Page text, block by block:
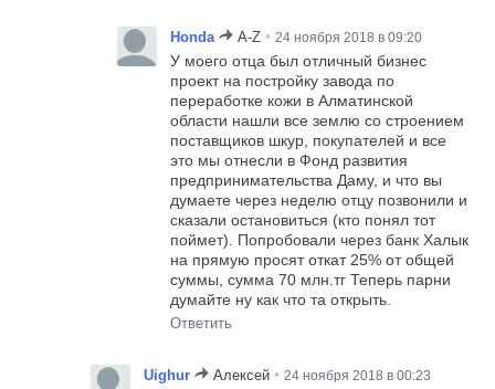
Honda A-Z • 24 ноября 2018 в 09:20
У моего отца был отличный бизнес
проект на постройку завода по
переработке кожи в Алматинской
области нашли все землю со строением
поставщиков шкур, покупателей и все
это мы отнесли в Фонд развития
предпринимательства Даму, и что вы
думаете через неделю отцу позвонили и
сказали остановиться (кто понял тот
поймет). Попробовали через банк Халык
на прямую просят откат 25% от общей
суммы, сумма 70 млн.тг Теперь парни
думайте ну как что та открыть.
Ответить
Uighur Алексей • 24 ноября 2018 в 00:23